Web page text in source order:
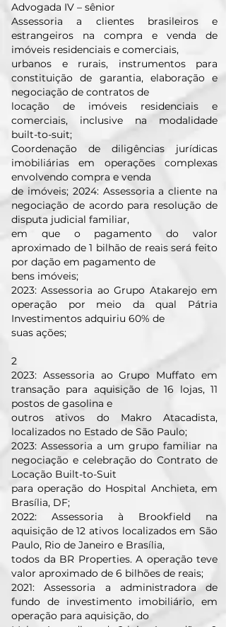
Advogada IV – sênior
Assessoria a clientes brasileiros e
estrangeiros na compra e venda de
imóveis residenciais e comerciais,
urbanos e rurais, instrumentos para
constituição de garantia, elaboração e
negociação de contratos de
locação de imóveis residenciais e
comerciais, inclusive na modalidade
built-to-suit;
Coordenação de diligências jurídicas
imobiliárias em operações complexas
envolvendo compra e venda
de imóveis; 2024: Assessoria a cliente na
negociação de acordo para resolução de
disputa judicial familiar,
em que o pagamento do valor
aproximado de 1 bilhão de reais será feito
por dação em pagamento de
bens imóveis;
2023: Assessoria ao Grupo Atakarejo em
operação por meio da qual Pátria
Investimentos adquiriu 60% de
suas ações;
2
2023: Assessoria ao Grupo Muffato em
transação para aquisição de 16 lojas, 11
postos de gasolina e
outros ativos do Makro Atacadista,
localizados no Estado de São Paulo;
2023: Assessoria a um grupo familiar na
negociação e celebração do Contrato de
Locação Built-to-Suit
para operação do Hospital Anchieta, em
Brasília, DF;
2022: Assessoria à Brookfield na
aquisição de 12 ativos localizados em São
Paulo, Rio de Janeiro e Brasília,
todos da BR Properties. A operação teve
valor aproximado de 6 bilhões de reais;
2021: Assessoria a administradora de
fundo de investimento imobiliário, em
operação para aquisição, do